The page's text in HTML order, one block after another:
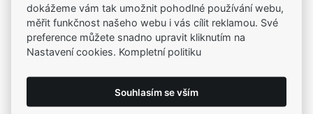
Garance vysoké kvality
Certifikáty původu a kvality k vybraným šperkům
dokážeme vám tak umožnit pohodlné používání webu,
měřit funkčnost našeho webu i vás cílit reklamou. Své
preference můžete snadno upravit kliknutím na
Nastavení cookies. Kompletní politiku
Souhlasím se vším